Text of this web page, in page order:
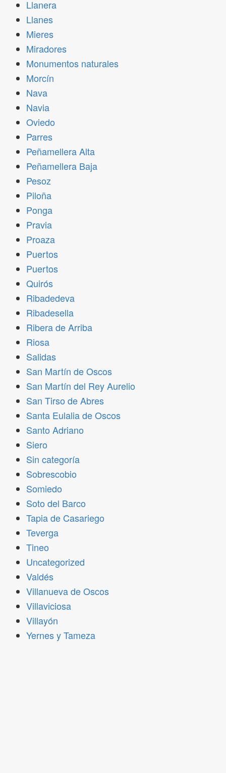
Llanera
Llanes
Mieres
Miradores
Monumentos naturales
Morcín
Nava
Navia
Oviedo
Parres
Peñamellera Alta
Peñamellera Baja
Pesoz
Piloña
Ponga
Pravia
Proaza
Puertos
Puertos
Quirós
Ribadedeva
Ribadesella
Ribera de Arriba
Riosa
Salidas
San Martín de Oscos
San Martín del Rey Aurelio
San Tirso de Abres
Santa Eulalia de Oscos
Santo Adriano
Siero
Sin categoría
Sobrescobio
Somiedo
Soto del Barco
Tapia de Casariego
Teverga
Tineo
Uncategorized
Valdés
Villanueva de Oscos
Villaviciosa
Villayón
Yernes y Tameza